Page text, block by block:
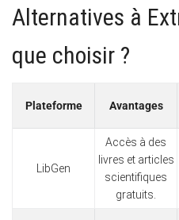
Alternatives à
que choisir ?
Plateforme Avantages
LibGen
Accès à des
livres et articles
scientifiques
gratuits.